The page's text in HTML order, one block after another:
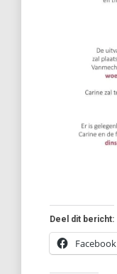
Deel dit bericht:
Facebook